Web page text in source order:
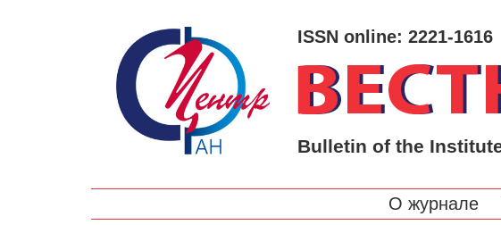
ISSN online: 2221-1616
Bulletin of the
О журнале